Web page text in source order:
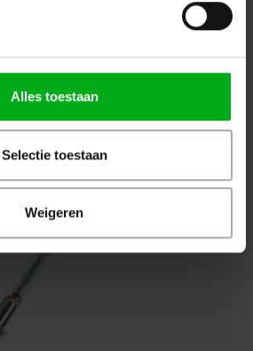
Alles toestaan
Selectie toestaan
Weigeren
| metal halide-
575W | DXS| SFC10-4